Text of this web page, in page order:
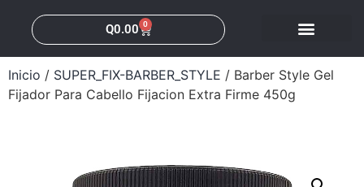
Q0.00 0
Inicio / SUPER_FIX-BARBER_STYLE / Barber Style Gel
Fijador Para Cabello Fijacion Extra Firme 450g